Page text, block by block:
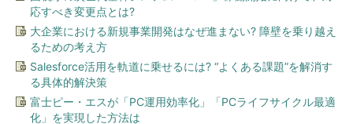
応すべき変更点とは?
大企業における新規事業開発はなぜ進まない? 障壁を乗り越え
るための考え方
Salesforce活用を軌道に乗せるには? “よくある課題”を解消す
る具体的解決策
富士ピー・エスが「PC運用効率化」「PCライフサイクル最適
化」を実現した方法は